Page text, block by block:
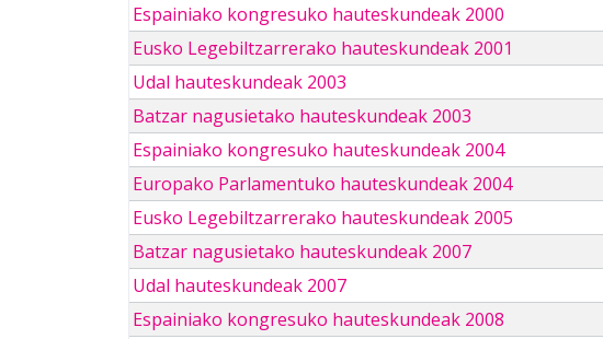
Espainiako kongresuko hauteskundeak 2000
Eusko Legebiltzarrerako hauteskundeak 2001
Udal hauteskundeak 2003
Batzar nagusietako hauteskundeak 2003
Espainiako kongresuko hauteskundeak 2004
Europako Parlamentuko hauteskundeak 2004
Eusko Legebiltzarrerako hauteskundeak 2005
Batzar nagusietako hauteskundeak 2007
Udal hauteskundeak 2007
Espainiako kongresuko hauteskundeak 2008